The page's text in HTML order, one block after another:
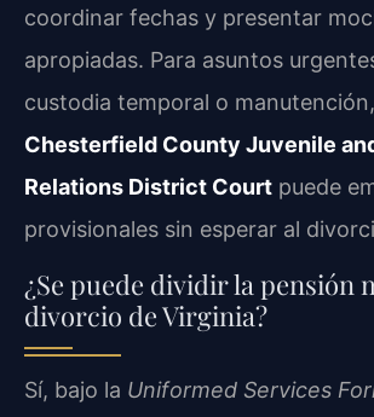
coordinar fechas y presentar
apropiadas. Para asuntos
custodia temporal o
Chesterfield County Juvenile
Relations District Court puede
provisionales sin esperar al
¿Se puede dividir la pensión
divorcio de Virginia?
Sí, bajo la Uniformed Services